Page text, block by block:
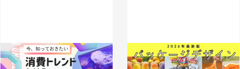
エモ消費とは？Z世代に刺さる商品特
徴とブランディングについて解説
【2026年最新版】パッケージデザイン
トレンド総まとめ｜SNSでバズるデ